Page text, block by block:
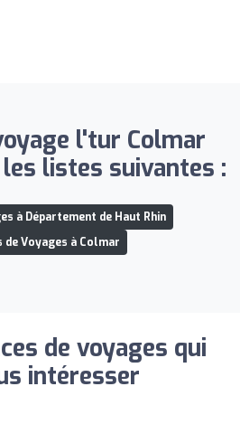
l'tur Colmar
listes suivantes :
à Département de Haut Rhin
de Voyages à Colmar
de voyages qui
intéresser